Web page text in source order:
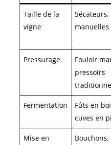
Taille de la
vigne
Sécateurs,
manuelles
Pressurage
Fouloir
pressoirs
Fermentation
Fûts en
cuves en
Mise en
Bouchons,